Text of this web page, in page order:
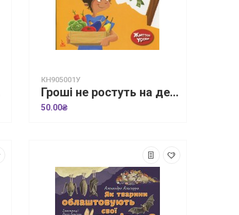
КН905001У
Гроші не ростуть на дереві. Життєві уроки
50.00₴